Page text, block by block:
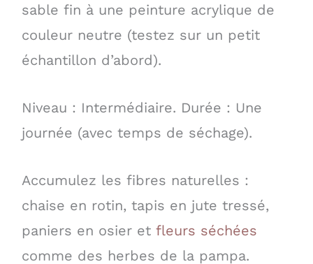
sable fin à une peinture acrylique de
couleur neutre (testez sur un petit
échantillon d’abord).
Niveau : Intermédiaire. Durée : Une
journée (avec temps de séchage).
Accumulez les fibres naturelles :
chaise en rotin, tapis en jute tressé,
paniers en osier et fleurs séchées
comme des herbes de la pampa.